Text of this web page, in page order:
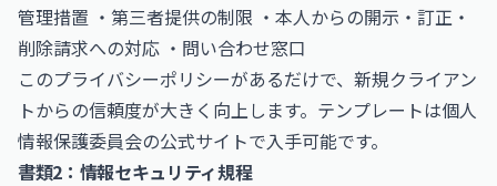
管理措置 ・第三者提供の制限 ・本人からの開示・訂正・
削除請求への対応 ・問い合わせ窓口
このプライバシーポリシーがあるだけで、新規クライアン
トからの信頼度が大きく向上します。テンプレートは個人
情報保護委員会の公式サイトで入手可能です。
書類2：情報セキュリティ規程